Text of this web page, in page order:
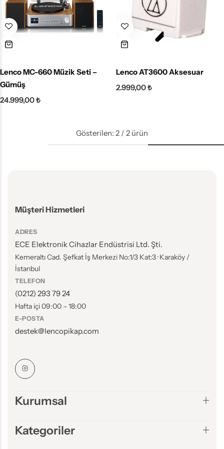
Lenco MC-660 Müzik Seti –
Gümüş
24.999,00₺
Lenco AT3600 Aksesuar
2.999,00₺
Gösterilen: 2 / 2 ürün
Müşteri Hizmetleri
ADRES
ECE Elektronik Cihazlar Endüstrisi Ltd. Şti.
Kemeraltı Cad. Şefkat İş Merkezi No:1/3 Kat:3 · Karaköy /
İstanbul
TELEFON
(0212) 293 79 24
Hafta içi 09:00 – 18:00
E-POSTA
destek@lencopikap.com
Kurumsal
Kategoriler